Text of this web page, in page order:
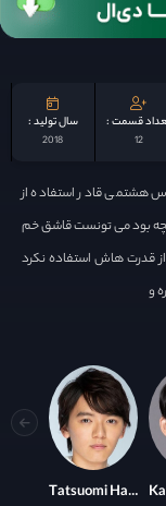
قسمت :
12
سال تولید :
2018
کلاس هشتمی قادر استفاده از
بچه بود می تونست قاشق خم
قدرت هاش استفاده نکرد
و
Tatsuomi Hamada